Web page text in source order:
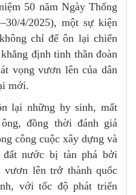
50 năm Ngày Thống
4/2025), một sự kiện
chỉ để ôn lại chiến
định tinh thần đoàn
vọng vươn lên của dân
mới.
lại những hy sinh, mất
đồng thời đánh giá
công cuộc xây dựng và
nước bị tàn phá bởi
vươn lên trở thành quốc
với tốc độ phát triển